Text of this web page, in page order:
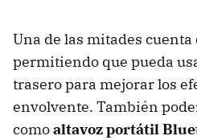
Una de las mitades
permitiendo que pueda
trasero para mejorar los
envolvente. También
comoaltavoz portátil